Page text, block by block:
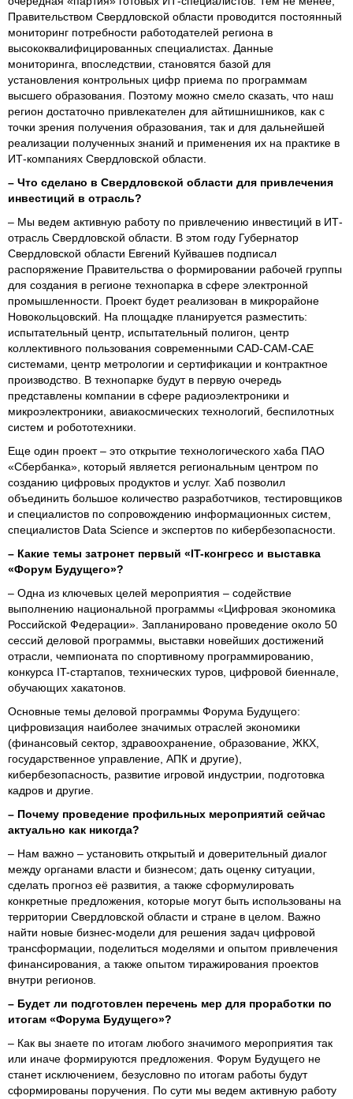
Правительством Свердловской области проводится постоянный
мониторинг потребности работодателей региона в
высококвалифицированных специалистах. Данные
мониторинга, впоследствии, становятся базой для
установления контрольных цифр приема по программам
высшего образования. Поэтому можно смело сказать, что наш
регион достаточно привлекателен для айтишнишников, как с
точки зрения получения образования, так и для дальнейшей
реализации полученных знаний и применения их на практике в
ИТ-компаниях Свердловской области.
– Что сделано в Свердловской области для привлечения
инвестиций в отрасль?
– Мы ведем активную работу по привлечению инвестиций в ИТ-
отрасль Свердловской области. В этом году Губернатор
Свердловской области Евгений Куйвашев подписал
распоряжение Правительства о формировании рабочей группы
для создания в регионе технопарка в сфере электронной
промышленности. Проект будет реализован в микрорайоне
Новокольцовский. На площадке планируется разместить:
испытательный центр, испытательный полигон, центр
коллективного пользования современными CAD-CAM-CAE
системами, центр метрологии и сертификации и контрактное
производство. В технопарке будут в первую очередь
представлены компании в сфере радиоэлектроники и
микроэлектроники, авиакосмических технологий, беспилотных
систем и робототехники.
Еще один проект – это открытие технологического хаба ПАО
«Сбербанка», который является региональным центром по
созданию цифровых продуктов и услуг. Хаб позволил
объединить большое количество разработчиков, тестировщиков
и специалистов по сопровождению информационных систем,
специалистов Data Science и экспертов по кибербезопасности.
– Какие темы затронет первый «IT-конгресс и выставка
«Форум Будущего»?
– Одна из ключевых целей мероприятия – содействие
выполнению национальной программы «Цифровая экономика
Российской Федерации». Запланировано проведение около 50
сессий деловой программы, выставки новейших достижений
отрасли, чемпионата по спортивному программированию,
конкурса IT-стартапов, технических туров, цифровой биеннале,
обучающих хакатонов.
Основные темы деловой программы Форума Будущего:
цифровизация наиболее значимых отраслей экономики
(финансовый сектор, здравоохранение, образование, ЖКХ,
государственное управление, АПК и другие),
кибербезопасность, развитие игровой индустрии, подготовка
кадров и другие.
– Почему проведение профильных мероприятий сейчас
актуально как никогда?
– Нам важно – установить открытый и доверительный диалог
между органами власти и бизнесом; дать оценку ситуации,
сделать прогноз её развития, а также сформулировать
конкретные предложения, которые могут быть использованы на
территории Свердловской области и стране в целом. Важно
найти новые бизнес-модели для решения задач цифровой
трансформации, поделиться моделями и опытом привлечения
финансирования, а также опытом тиражирования проектов
внутри регионов.
– Будет ли подготовлен перечень мер для проработки по
итогам «Форума Будущего»?
– Как вы знаете по итогам любого значимого мероприятия так
или иначе формируются предложения. Форум Будущего не
станет исключением, безусловно по итогам работы будут
сформированы поручения. По сути мы ведем активную работу